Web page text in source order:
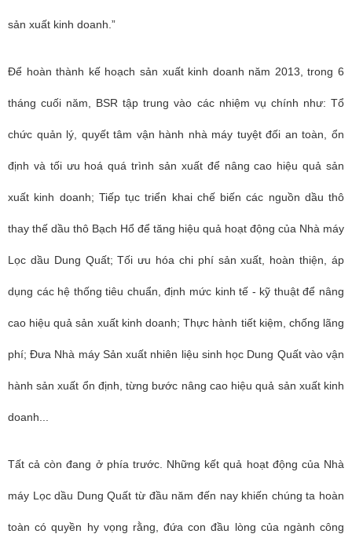
sản xuất kinh doanh.”
Để hoàn thành kế hoạch sản xuất kinh doanh năm 2013, trong 6
tháng cuối năm, BSR tập trung vào các nhiệm vụ chính như: Tổ
chức quản lý, quyết tâm vận hành nhà máy tuyệt đối an toàn, ổn
định và tối ưu hoá quá trình sản xuất để nâng cao hiệu quả sản
xuất kinh doanh; Tiếp tục triển khai chế biến các nguồn dầu thô
thay thế dầu thô Bạch Hổ để tăng hiệu quả hoạt động của Nhà máy
Lọc dầu Dung Quất; Tối ưu hóa chi phí sản xuất, hoàn thiện, áp
dụng các hệ thống tiêu chuẩn, định mức kinh tế - kỹ thuật để nâng
cao hiệu quả sản xuất kinh doanh; Thực hành tiết kiệm, chống lãng
phí; Đưa Nhà máy Sản xuất nhiên liệu sinh học Dung Quất vào vận
hành sản xuất ổn định, từng bước nâng cao hiệu quả sản xuất kinh
doanh...
Tất cả còn đang ở phía trước. Những kết quả hoạt động của Nhà
máy Lọc dầu Dung Quất từ đầu năm đến nay khiến chúng ta hoàn
toàn có quyền hy vọng rằng, đứa con đầu lòng của ngành công